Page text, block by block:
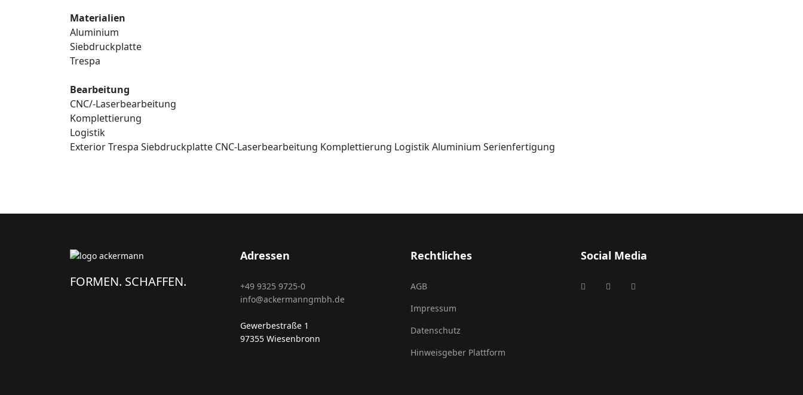
Materialien
Aluminium
Siebdruckplatte
Trespa
Bearbeitung
CNC/-Laserbearbeitung
Komplettierung
Logistik
ExteriorTrespa Siebdruckplatte CNC-Laserbearbeitung Komplettierung LogistikAluminium Serienfertigung
FORMEN. SCHAFFEN.
Adressen
+49 9325 9725-0
info@ackermanngmbh.de
Gewerbestraße 1
97355 Wiesenbronn
Rechtliches
AGB
Impressum
Datenschutz
Hinweisgeber Plattform
Social Media